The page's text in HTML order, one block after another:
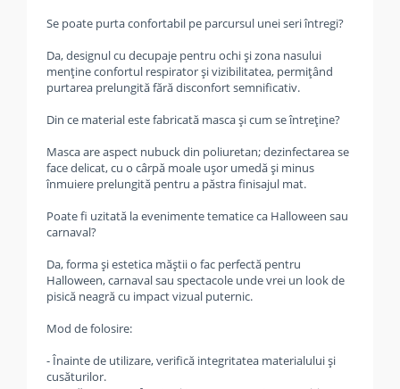
Se poate purta confortabil pe parcursul unei seri întregi?
Da, designul cu decupaje pentru ochi și zona nasului
menține confortul respirator și vizibilitatea, permițând
purtarea prelungită fără disconfort semnificativ.
Din ce material este fabricată masca și cum se întreține?
Masca are aspect nubuck din poliuretan; dezinfectarea se
face delicat, cu o cârpă moale ușor umedă și minus
înmuiere prelungită pentru a păstra finisajul mat.
Poate fi uzitată la evenimente tematice ca Halloween sau
carnaval?
Da, forma și estetica măștii o fac perfectă pentru
Halloween, carnaval sau spectacole unde vrei un look de
pisică neagră cu impact vizual puternic.
Mod de folosire:
- Înainte de utilizare, verifică integritatea materialului și
cusăturilor.